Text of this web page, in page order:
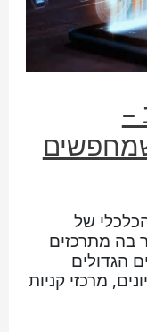
–
של
בה מתרכזים
הגדולים
מרכזי קניות